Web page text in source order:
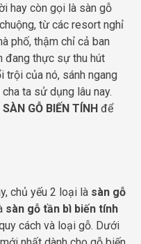
hay còn gọi là sàn gỗ
từ các resort nghỉ
phố, thậm chỉ cả ban
đang thực sự thu hút
trội của nó, sánh ngang
ta sử dụng lâu nay.
SÀN GỖ BIẾN TÍNH để
chủ yếu 2 loại là sàn gỗ
sàn gỗ tần bì biến tính
cách và loại gỗ. Dưới